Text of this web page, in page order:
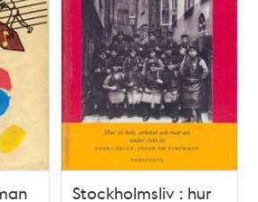
Stockholmsliv : hur